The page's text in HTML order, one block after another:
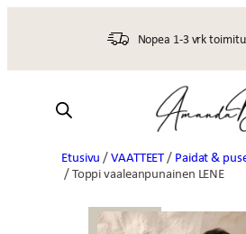
Nopea 1-3 vrk
Etusivu /VAATTEET/ Paidat &
/ Toppi vaaleanpunainen LENE
UUTTA